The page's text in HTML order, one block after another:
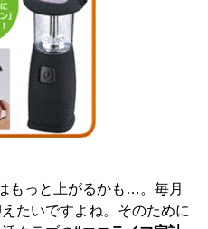
もっと上がるかも…。毎月
たいですよね。そのために